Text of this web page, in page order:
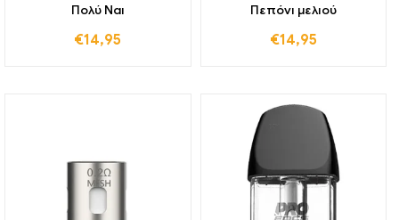
Πολύ Ναι
€14,95
Πεπόνι μελιού
€14,95